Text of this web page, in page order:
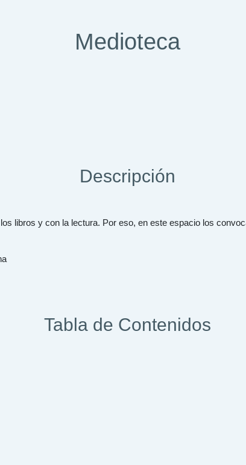
Medioteca
Descripción
libros y con la lectura. Por eso, en este espacio los
Tabla de Contenidos